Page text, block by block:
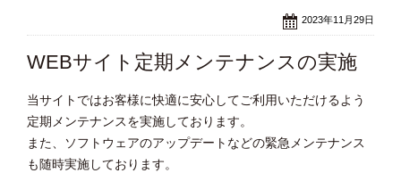
2023年11月29日
WEBサイト定期メンテナンスの実施
当サイトではお客様に快適に安心してご利用いただけるよう
定期メンテナンスを実施しております。
また、ソフトウェアのアップデートなどの緊急メンテナンス
も随時実施しております。